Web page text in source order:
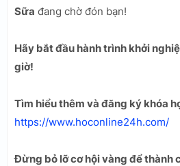
Sữa đang chờ đón bạn!
Hãy bắt đầu hành trình khởi
giờ!
Tìm hiểu thêm và đăng ký khóa
https://www.hoconline24h.com/
Đừng bỏ lỡ cơ hội vàng để thành